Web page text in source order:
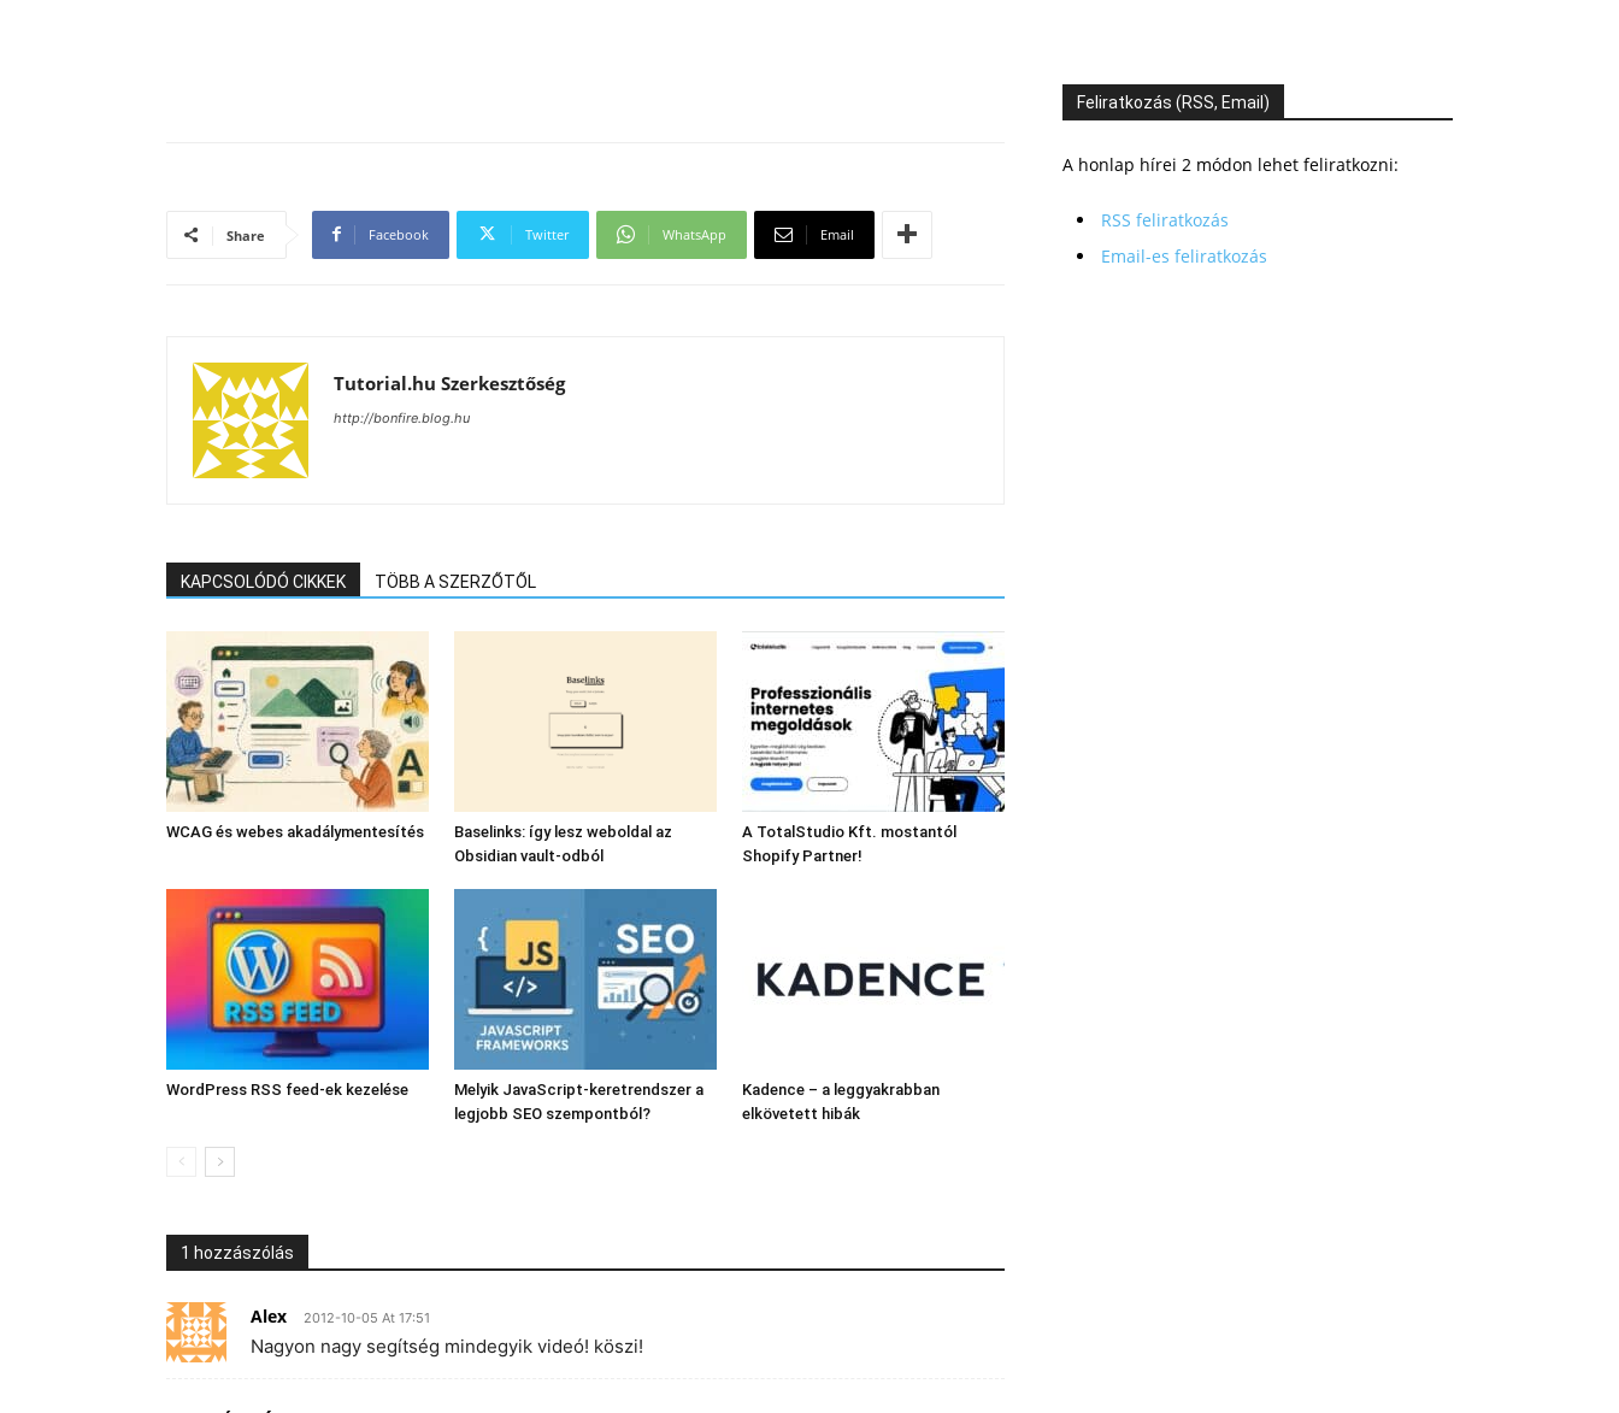
Share Facebook Twitter WhatsApp Email
Tutorial.hu Szerkesztőség
http://bonfire.blog.hu
KAPCSOLÓDÓ CIKKEK TÖBB A SZERZŐTŐL
WCAG és webes akadálymentesítés
Baselinks: így lesz weboldal az
Obsidian vault-odból
A TotalStudio Kft. mostantól
Shopify Partner!
WordPress RSS feed-ek kezelése
Melyik JavaScript-keretrendszer a
legjobb SEO szempontból?
Kadence – a leggyakrabban
elkövetett hibák
1 hozzászólás
Alex 2012-10-05 At 17:51
Nagyon nagy segítség mindegyik videó! köszi!
Feliratkozás (RSS, Email)
A honlap hírei 2 módon lehet feliratkozni:
RSS feliratkozás
Email-es feliratkozás